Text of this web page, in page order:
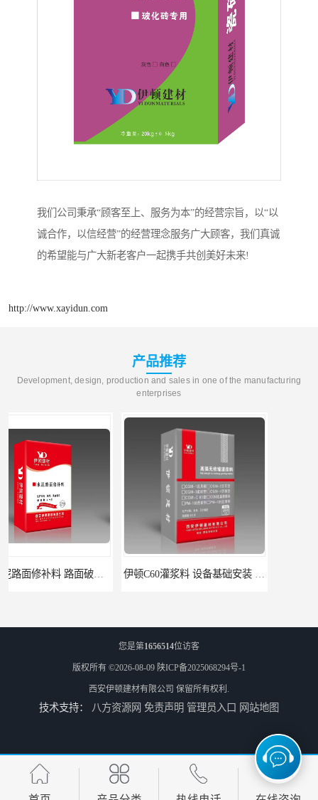
我们公司秉承“顾客至上、服务为本”的经营宗旨，以“以
诚合作，以信经营”的经营理念服务广大顾客，我们真诚
的希望能与广大新老客户一起携手共创美好未来!
http://www.xayidun.com
产品推荐
Development, design, production and sales in one of the manufacturing
enterprises
伊顿C60灌浆料 设备基础安装 梁柱改造加固二次灌浆料
伊顿 水泥路面修补料 路面破损起皮快速修补 2小时通车
您是第1656514位访客
版权所有 ©2026-08-09 陕ICP备2025068294号-1
西安伊顿建材有限公司 保留所有权利.
技术支持： 八方资源网 免责声明 管理员入口 网站地图